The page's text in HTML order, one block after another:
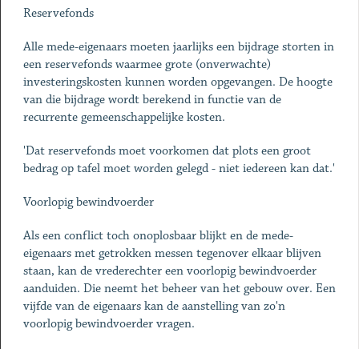
Reservefonds
Alle mede-eigenaars moeten jaarlijks een bijdrage storten in
een reservefonds waarmee grote (onverwachte)
investeringskosten kunnen worden opgevangen. De hoogte
van die bijdrage wordt berekend in functie van de
recurrente gemeenschappelijke kosten.
'Dat reservefonds moet voorkomen dat plots een groot
bedrag op tafel moet worden gelegd - niet iedereen kan dat.'
Voorlopig bewindvoerder
Als een conflict toch onoplosbaar blijkt en de mede-
eigenaars met getrokken messen tegenover elkaar blijven
staan, kan de vrederechter een voorlopig bewindvoerder
aanduiden. Die neemt het beheer van het gebouw over. Een
vijfde van de eigenaars kan de aanstelling van zo'n
voorlopig bewindvoerder vragen.